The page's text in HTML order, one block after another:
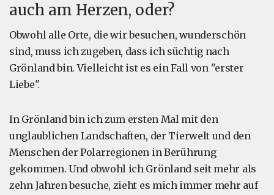
auch am Herzen, oder?
Obwohl alle Orte, die wir besuchen, wunderschön
sind, muss ich zugeben, dass ich süchtig nach
Grönland bin. Vielleicht ist es ein Fall von "erster
Liebe".
In Grönland bin ich zum ersten Mal mit den
unglaublichen Landschaften, der Tierwelt und den
Menschen der Polarregionen in Berührung
gekommen. Und obwohl ich Grönland seit mehr als
zehn Jahren besuche, zieht es mich immer mehr auf